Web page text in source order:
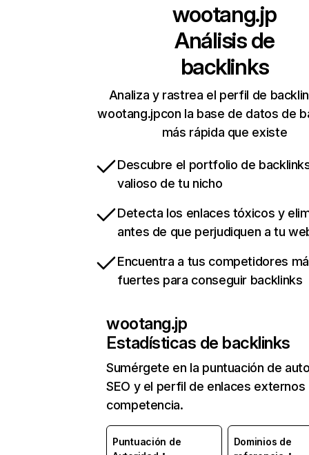
wootang.jp
Análisis de
backlinks
Analiza y rastrea el perfil de
wootang.jpcon la base de datos de
más rápida que existe
Descubre el portfolio de
valioso de tu nicho
Detecta los enlaces tóxicos y
antes de que perjudiquen a tu
Encuentra a tus competidores
fuertes para conseguir backlinks
wootang.jp
Estadísticas de backlinks
Sumérgete en la puntuación de
SEO y el perfil de enlaces externos
competencia.
Puntuación de
Dominios de